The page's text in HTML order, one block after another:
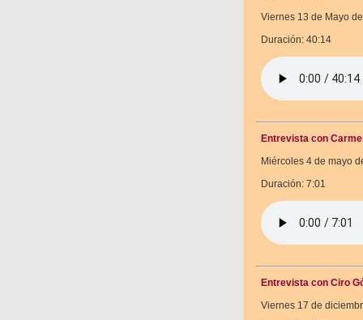
Viernes 13 de Mayo
Duración: 40:14
Entrevista con
Miércoles 4 de mayo
Duración: 7:01
Entrevista con Ciro
Viernes 17 de